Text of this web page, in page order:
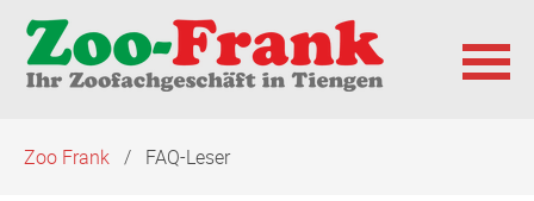
überspringen
Zoo Frank FAQ-Leser